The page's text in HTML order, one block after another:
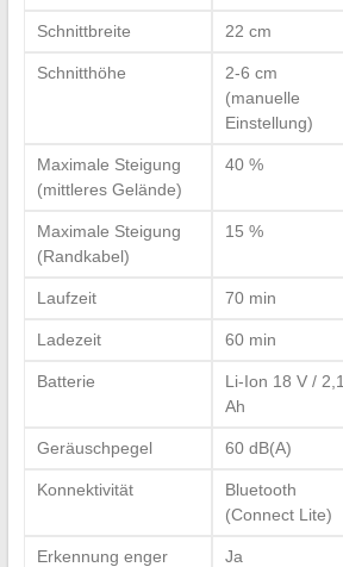
Schnittbreite 22 cm
Schnitthöhe
2-6 cm
(manuelle
Einstellung)
Maximale Steigung
(mittleres Gelände)
40 %
Maximale Steigung
(Randkabel)
15 %
Laufzeit 70 min
Ladezeit 60 min
Batterie
Li-Ion 18 V / 2,1
Ah
Geräuschpegel 60 dB(A)
Konnektivität
Bluetooth
(Connect Lite)
Erkennung enger
Ja